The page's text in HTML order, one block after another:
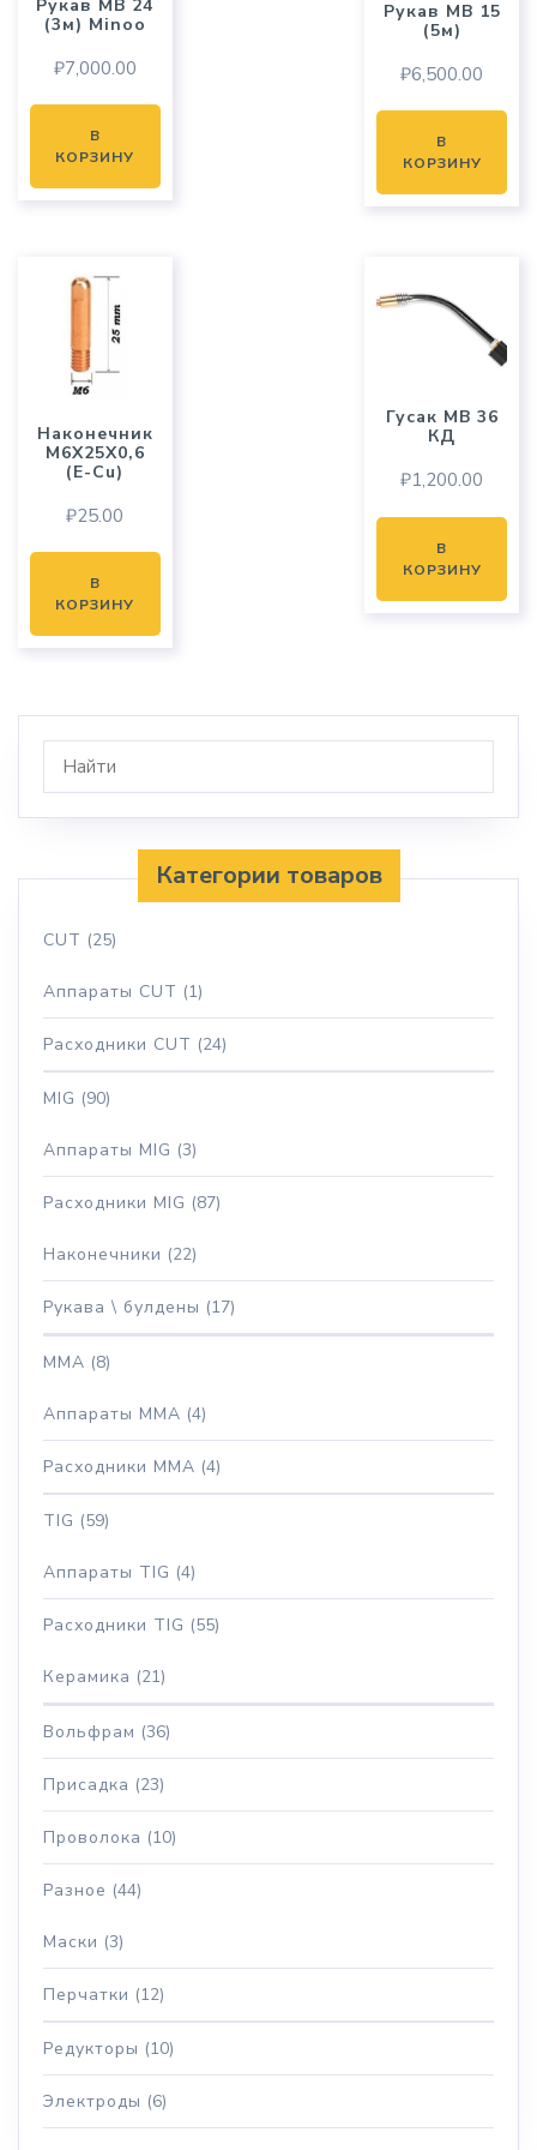
Рукав MB 24
(3м) Minoo
₽7,000.00
В
КОРЗИНУ
Рукав MB 15
(5м)
₽6,500.00
В
КОРЗИНУ
Наконечник
M6X25X0,6
(E-Cu)
₽25.00
В
КОРЗИНУ
Гусак MB 36
КД
₽1,200.00
В
КОРЗИНУ
Категории товаров
CUT (25)
Аппараты CUT (1)
Расходники CUT (24)
MIG (90)
Аппараты MIG (3)
Расходники MIG (87)
Наконечники (22)
Рукава \ булдены (17)
MMA (8)
Аппараты MMA (4)
Расходники MMA (4)
TIG (59)
Аппараты TIG (4)
Расходники TIG (55)
Керамика (21)
Вольфрам (36)
Присадка (23)
Проволока (10)
Разное (44)
Маски (3)
Перчатки (12)
Редукторы (10)
Электроды (6)